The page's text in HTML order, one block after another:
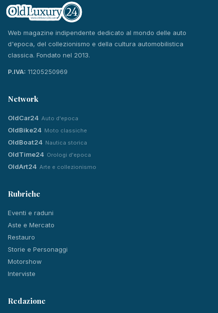
Web magazine indipendente dedicato al mondo delle auto
d'epoca, del collezionismo e della cultura automobilistica
classica. Fondato nel 2013.
P.IVA: 11205250969
Network
OldCar24 Auto d'epoca
OldBike24 Moto classiche
OldBoat24 Nautica storica
OldTime24 Orologi d'epoca
OldArt24 Arte e collezionismo
Rubriche
Eventi e raduni
Aste e Mercato
Restauro
Storie e Personaggi
Motorshow
Interviste
Redazione